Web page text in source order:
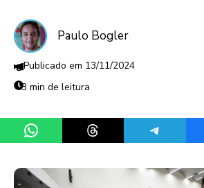
Paulo Bogler
13/11/2024
3 min de leitura
Share on WhatsAppShare on ThreadsShare on